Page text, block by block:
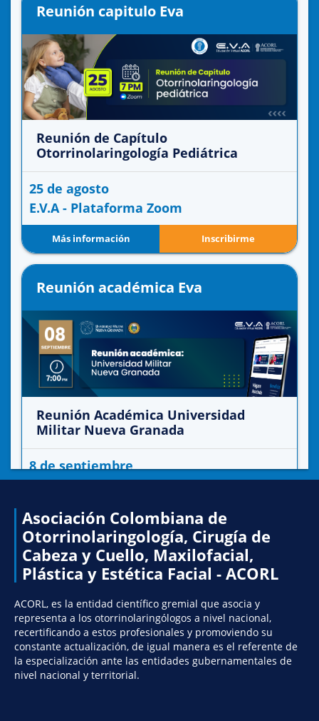
Reunión capitulo Eva
Reunión de Capítulo
Otorrinolaringología Pediátrica
25 de agosto
E.V.A - Plataforma Zoom
Más información Inscribirme
Reunión académica Eva
Reunión Académica Universidad
Militar Nueva Granada
8 de septiembre
E.V.A - Plataforma Zoom
Más información Inscribirme
Reunión capitulo Eva
Asociación Colombiana de
Otorrinolaringología, Cirugía de
Cabeza y Cuello, Maxilofacial,
Plástica y Estética Facial - ACORL
ACORL, es la entidad científico gremial que asocia y
representa a los otorrinolaringólogos a nivel nacional,
recertificando a estos profesionales y promoviendo su
constante actualización, de igual manera es el referente de
la especialización ante las entidades gubernamentales de
nivel nacional y territorial.